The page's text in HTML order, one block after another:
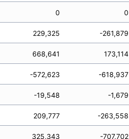
0 0
229,325 -261,879
668,641 173,114
-572,623 -618,937
-19,548 -1,679
209,777 -263,558
325,343 -707,702